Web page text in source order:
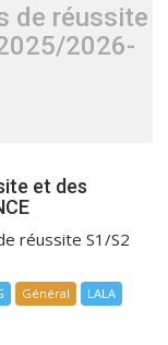
de réussite
2026-
et des
réussite S1/S2
Général
LALA